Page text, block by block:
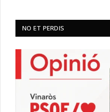
NO ET PERDIS